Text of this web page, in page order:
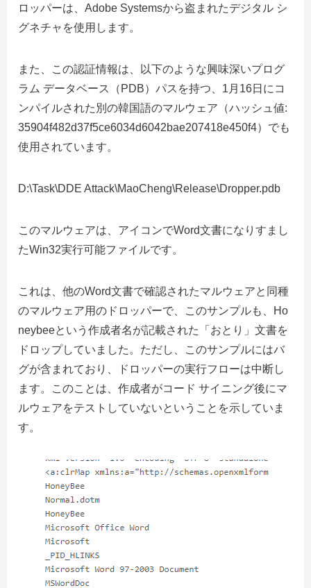
ロッパーは、Adobe Systemsから盗まれたデジタル シ
グネチャを使用します。
また、この認証情報は、以下のような興味深いプログ
ラム データベース（PDB）パスを持つ、1月16日にコ
ンパイルされた別の韓国語のマルウェア（ハッシュ値:
35904f482d37f5ce6034d6042bae207418e450f4）でも
使用されています。
D:\Task\DDE Attack\MaoCheng\Release\Dropper.pdb
このマルウェアは、アイコンでWord文書になりすまし
たWin32実行可能ファイルです。
これは、他のWord文書で確認されたマルウェアと同種
のマルウェア用のドロッパーで、このサンプルも、Ho
neybeeという作成者名が記載された「おとり」文書を
ドロップしていました。ただし、このサンプルにはバ
グが含まれており、ドロッパーの実行フローは中断し
ます。このことは、作成者がコード サイニング後にマ
ルウェアをテストしていないということを示していま
す。